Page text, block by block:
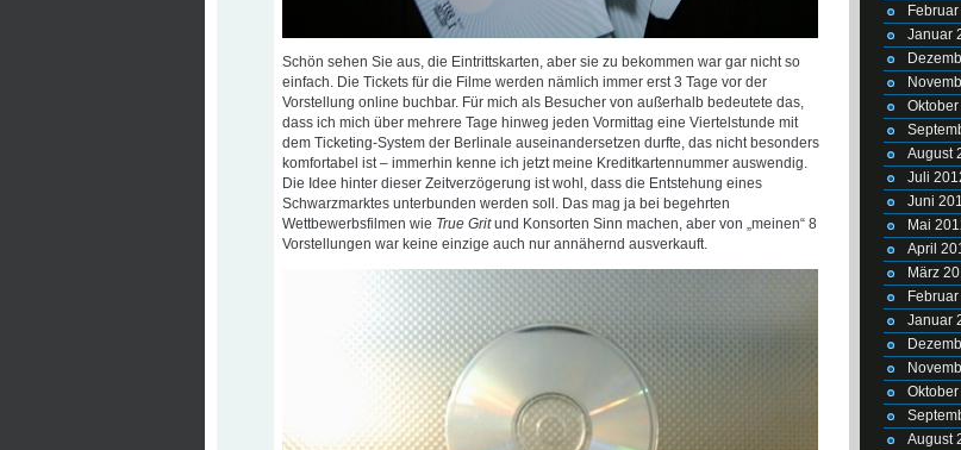
Schön sehen Sie aus, die Eintrittskarten, aber sie zu bekommen war gar nicht so
einfach. Die Tickets für die Filme werden nämlich immer erst 3 Tage vor der
Vorstellung online buchbar. Für mich als Besucher von außerhalb bedeutete das,
dass ich mich über mehrere Tage hinweg jeden Vormittag eine Viertelstunde mit
dem Ticketing-System der Berlinale auseinandersetzen durfte, das nicht besonders
komfortabel ist – immerhin kenne ich jetzt meine Kreditkartennummer auswendig.
Die Idee hinter dieser Zeitverzögerung ist wohl, dass die Entstehung eines
Schwarzmarktes unterbunden werden soll. Das mag ja bei begehrten
Wettbewerbsfilmen wie True Gritund Konsorten Sinn machen, aber von „meinen“ 8
Vorstellungen war keine einzige auch nur annähernd ausverkauft.
Januar
August
Juli
Juni
Mai
April
März
Januar
Oktober
August